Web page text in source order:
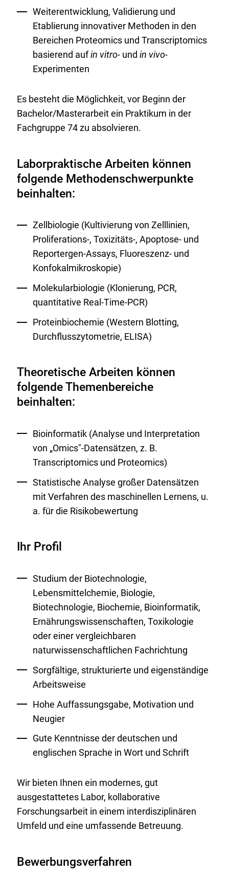
Weiterentwicklung, Validierung und
Etablierung innovativer Methoden in den
Bereichen Proteomics und Transcriptomics
basierend aufin vitro- und in vivo-
Experimenten
Es besteht die Möglichkeit, vor Beginn der
Bachelor/Masterarbeit ein Praktikum in der
Fachgruppe 74 zu absolvieren.
Laborpraktische Arbeiten können
folgende Methodenschwerpunkte
beinhalten:
Zellbiologie (Kultivierung von Zelllinien,
Proliferations-, Toxizitäts-, Apoptose- und
Reportergen-Assays, Fluoreszenz- und
Konfokalmikroskopie)
Molekularbiologie (Klonierung, PCR,
quantitative Real-Time-PCR)
Proteinbiochemie (Western Blotting,
Durchflusszytometrie, ELISA)
Theoretische Arbeiten können
folgende Themenbereiche
beinhalten:
Bioinformatik (Analyse und Interpretation
von „Omics"-Datensätzen, z. B.
Transcriptomics und Proteomics)
Statistische Analyse großer Datensätzen
mit Verfahren des maschinellen Lernens, u.
a. für die Risikobewertung
Ihr Profil
Studium der Biotechnologie,
Lebensmittelchemie, Biologie,
Biotechnologie, Biochemie, Bioinformatik,
Ernährungswissenschaften, Toxikologie
oder einer vergleichbaren
naturwissenschaftlichen Fachrichtung
Sorgfältige, strukturierte und eigenständige
Arbeitsweise
Hohe Auffassungsgabe, Motivation und
Neugier
Gute Kenntnisse der deutschen und
englischen Sprache in Wort und Schrift
Wir bieten Ihnen ein modernes, gut
ausgestattetes Labor, kollaborative
Forschungsarbeit in einem interdisziplinären
Umfeld und eine umfassende Betreuung.
Bewerbungsverfahren